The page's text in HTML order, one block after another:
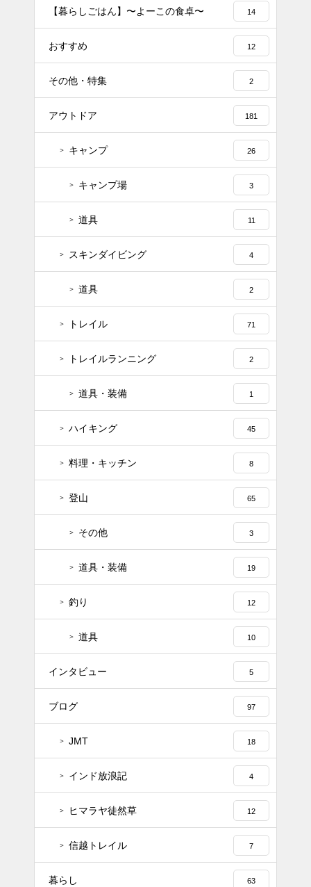
【暮らしごはん】〜よーこの食卓〜 14
おすすめ 12
その他・特集 2
アウトドア 181
キャンプ 26
キャンプ場 3
道具 11
スキンダイビング 4
道具 2
トレイル 71
トレイルランニング 2
道具・装備 1
ハイキング 45
料理・キッチン 8
登山 65
その他 3
道具・装備 19
釣り 12
道具 10
インタビュー 5
ブログ 97
JMT 18
インド放浪記 4
ヒマラヤ徒然草 12
信越トレイル 7
暮らし 63